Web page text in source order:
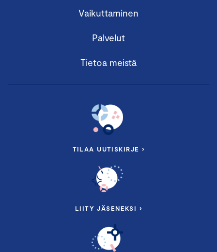
Vaikuttaminen
Palvelut
Tietoa meistä
TILAA UUTISKIRJE ›
LIITY JÄSENEKSI ›